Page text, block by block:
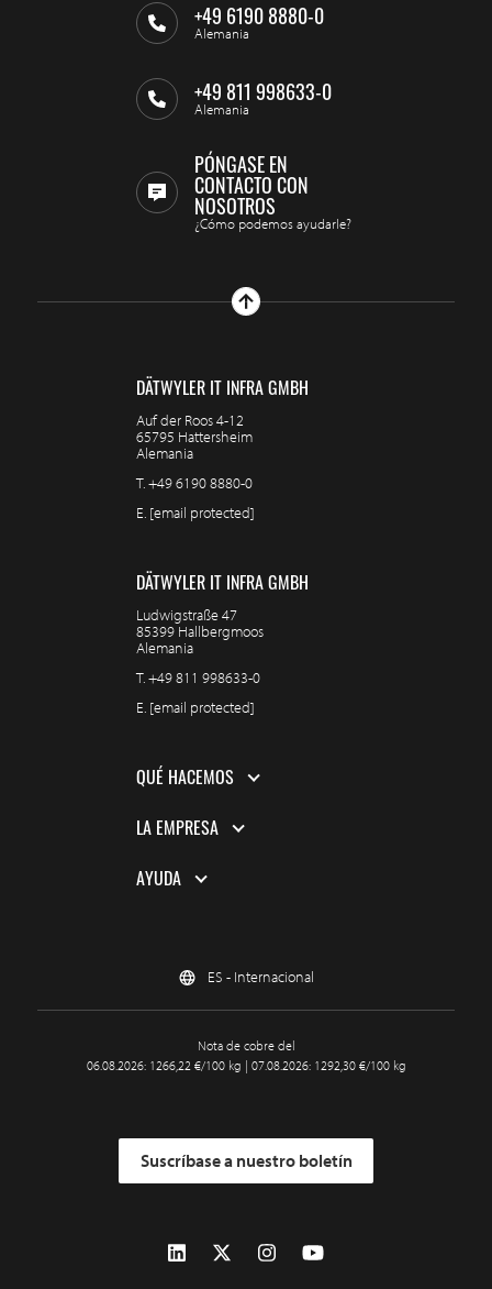
+49 6190 8880-0
Alemania
+49 811 998633-0
Alemania
PÓNGASE EN
CONTACTO CON
NOSOTROS
¿Cómo podemos ayudarle?
DÄTWYLER IT INFRA GMBH
Auf der Roos 4-12
65795 Hattersheim
Alemania
T.+49 6190 8880-0
E. [email protected]
DÄTWYLER IT INFRA GMBH
Ludwigstraße 47
85399 Hallbergmoos
Alemania
T.+49 811 998633-0
E. [email protected]
QUÉ HACEMOS
LA EMPRESA
AYUDA
ES - Internacional
Nota de cobre del
06.08.2026: 1266,22 €/100 kg | 07.08.2026: 1292,30 €/100 kg
Suscríbase a nuestro boletín